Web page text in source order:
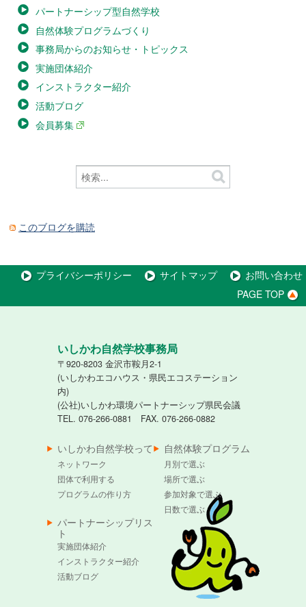
パートナーシップ型自然学校
自然体験プログラムづくり
事務局からのお知らせ・トピックス
実施団体紹介
インストラクター紹介
活動ブログ
会員募集
このブログを購読
プライバシーポリシー サイトマップ
お問い合わせ
PAGE TOP
いしかわ自然学校事務局
〒920-8203 金沢市鞍月2-1
(いしかわエコハウス・県民エコステーション
内)
(公社)いしかわ環境パートナーシップ県民会議
TEL. 076-266-0881 FAX. 076-266-0882
いしかわ自然学校って
ネットワーク
団体で利用する
プログラムの作り方
自然体験プログラム
月別で選ぶ
場所で選ぶ
参加対象で選ぶ
日数で選ぶ
パートナーシップリス
ト
実施団体紹介
インストラクター紹介
活動ブログ